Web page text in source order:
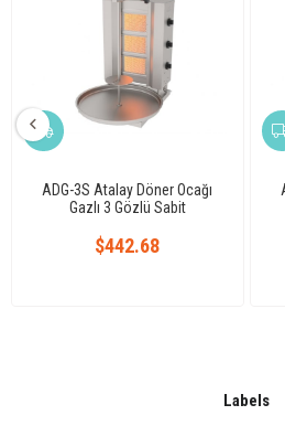
ADG-3S Atalay Döner Ocağı
Gazlı 3 Gözlü Sabit
$442.68
Labels